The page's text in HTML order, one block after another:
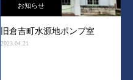
お知らせ
旧倉吉町水源地ポンプ室
2023.04.21